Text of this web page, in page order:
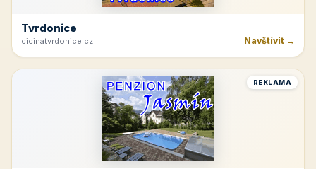
Tvrdonice
cicinatvrdonice.cz Navštívit →
REKLAMA